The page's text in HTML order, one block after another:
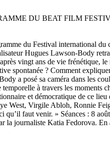
du Festival international
Hugues Lawson-Body
vingt ans de vie frénétique,
spontanée ? Comment
a posé sa caméra dans les
à travers les
et démocratique de ce
West, Virgile Abloh, Ronnie
qu’il faut venir. » Séances : 8
journaliste Katia Fedorova.